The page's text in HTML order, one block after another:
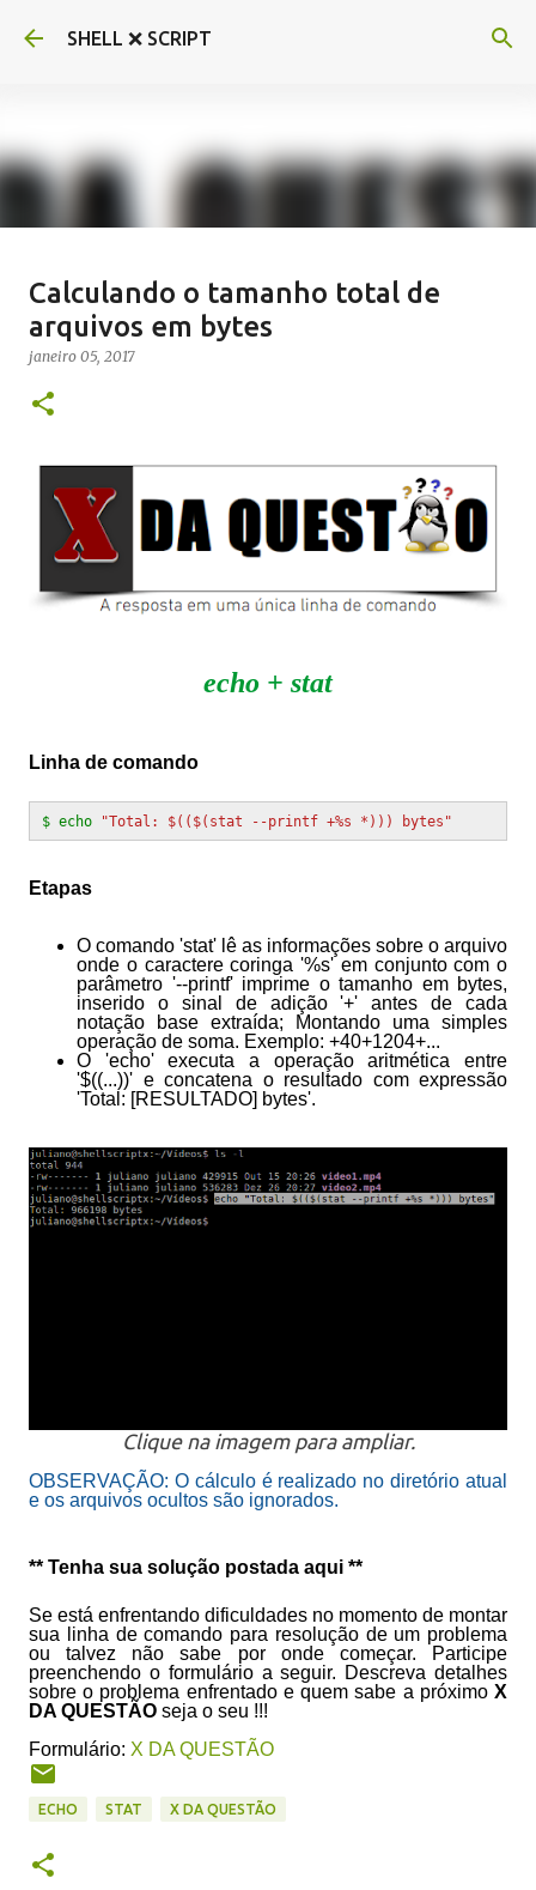
Pular para o conteúdo principal
SHELL ❌ SCRIPT
Criando bot do Telegram em Shell
script com ShellBot
março 10, 2017
Calculando o tamanho total de
arquivos em bytes
janeiro 05, 2017
echo + stat
Linha de comando
$ echo "Total: $(($(stat --printf +%s *))) bytes"
Etapas
O comando 'stat' lê as informações sobre o arquivo
onde o caractere coringa '%s' em conjunto com o
parâmetro '--printf' imprime o tamanho em bytes,
inserido o sinal de adição '+' antes de cada
notação base extraída; Montando uma simples
operação de soma. Exemplo: +40+1204+...
O 'echo' executa a operação aritmética entre
'$((...))' e concatena o resultado com expressão
'Total: [RESULTADO] bytes'.
Clique na imagem para ampliar.
OBSERVAÇÃO: O cálculo é realizado no diretório atual
e os arquivos ocultos são ignorados.
** Tenha sua solução postada aqui **
Se está enfrentando dificuldades no momento de montar
sua linha de comando para resolução de um problema
ou talvez não sabe por onde começar. Participe
preenchendo o formulário a seguir. Descreva detalhes
sobre o problema enfrentado e quem sabe a próximo X
DA QUESTÃO seja o seu !!!
Formulário: X DA QUESTÃO
ECHO STAT X DA QUESTÃO